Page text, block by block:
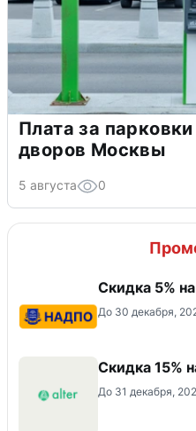
Плата за
дворов Москвы
5 августа 0
Скидка 5%
До 30 декабря,
Скидка 15%
До 31 декабря,